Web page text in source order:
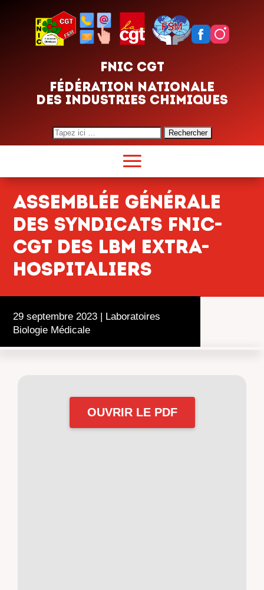
FNIC CGT
FÉDÉRATION NATIONALE
DES INDUSTRIES CHIMIQUES
Search
for:
Assemblée générale
des syndicats FNIC-
CGT des LBM extra-
hospitaliers
29 septembre 2023 | Laboratoires
Biologie Médicale
OUVRIR LE PDF